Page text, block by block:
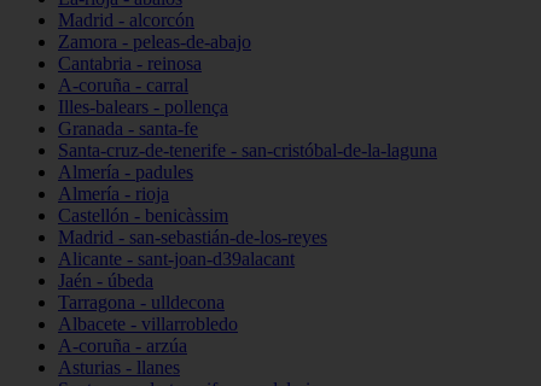
Madrid - alcorcón
Zamora - peleas-de-abajo
Cantabria - reinosa
A-coruña - carral
Illes-balears - pollença
Granada - santa-fe
Santa-cruz-de-tenerife - san-cristóbal-de-la-laguna
Almería - padules
Almería - rioja
Castellón - benicàssim
Madrid - san-sebastián-de-los-reyes
Alicante - sant-joan-d39alacant
Jaén - úbeda
Tarragona - ulldecona
Albacete - villarrobledo
A-coruña - arzúa
Asturias - llanes